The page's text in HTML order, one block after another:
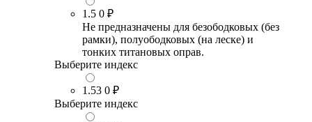
1.5 0 ₽
Не предназначены для безободковых (без
рамки), полуободковых (на леске) и
тонких титановых оправ.
Выберите индекс
1.53 0 ₽
Выберите индекс